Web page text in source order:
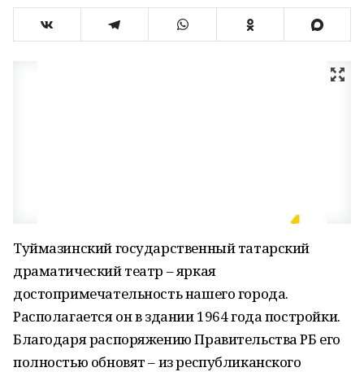
Туймазинский государственный татарский
драматический театр – яркая
достопримечательность нашего города.
Располагается он в здании 1964 года постройки.
Благодаря распоряжению Правительства РБ его
полностью обновят – из республиканского